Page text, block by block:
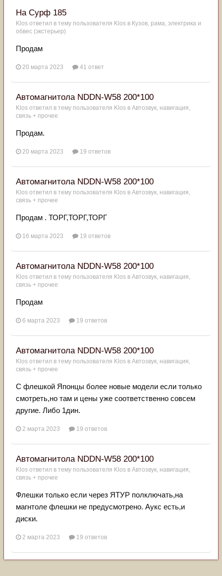
На Сурф 185
Klos ответил в тему пользователя Klos в Кузов, рама, электрика и
обвес (экстерьер)
Продам
20 марта 2023 41 ответ
Автомагнитола NDDN-W58 200*100
Klos ответил в тему пользователя Klos в Автозвук, навигация,
связь + прочее
Продам.
20 марта 2023 19 ответов
Автомагнитола NDDN-W58 200*100
Klos ответил в тему пользователя Klos в Автозвук, навигация,
связь + прочее
Продам . ТОРГ,ТОРГ,ТОРГ
16 марта 2023 19 ответов
Автомагнитола NDDN-W58 200*100
Klos ответил в тему пользователя Klos в Автозвук, навигация,
связь + прочее
Продам
6 марта 2023 19 ответов
Автомагнитола NDDN-W58 200*100
Klos ответил в тему пользователя Klos в Автозвук, навигация,
связь + прочее
С флешкой Японцы более новые модели если только
смотреть,но там и цены уже соответственно совсем
другие. Либо 1дин.
2 марта 2023 19 ответов
Автомагнитола NDDN-W58 200*100
Klos ответил в тему пользователя Klos в Автозвук, навигация,
связь + прочее
Флешки только если через ЯТУР полключать,на
магнтоле флешки не предусмотрено. Аукс есть,и
диски.
2 марта 2023 19 ответов